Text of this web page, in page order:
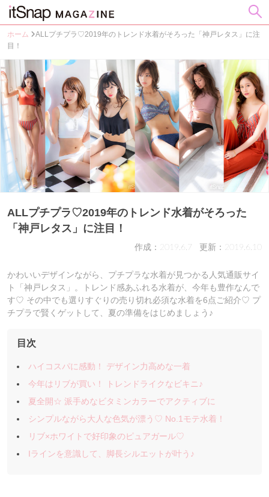
ホーム
ALLプチプラ♡2019年のトレンド水着がそろった「神戸レタス」に注
目！
ALLプチプラ♡2019年のトレンド水着がそろった
「神戸レタス」に注目！
作成：2019.6.7 更新：2019.6.10
かわいいデザインながら、プチプラな水着が見つかる人気通販サイ
ト「神戸レタス」。トレンド感あふれる水着が、今年も豊作なんで
す♡ その中でも選りすぐりの売り切れ必須な水着を6点ご紹介♡ プ
チプラで賢くゲットして、夏の準備をはじめましょう♪
目次
ハイコスパに感動！ デザイン力高めな一着
今年はリブが買い！ トレンドライクなビキニ♪
夏全開☆ 派手めなビタミンカラーでアクティブに
シンプルながら大人な色気が漂う♡ No.1モテ水着！
リブ×ホワイトで好印象のピュアガール♡
Iラインを意識して、脚長シルエットが叶う♪